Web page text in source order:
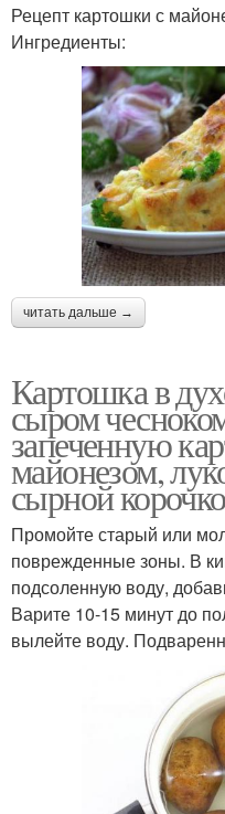
Рецепт картошки с
Ингредиенты:
читать дальше →
Картошка в
сыром
запеченную
майонезом,
сырной
Промойте старый или
поврежденные зоны. В
подсоленную воду,
Варите 10-15 минут до
вылейте воду.